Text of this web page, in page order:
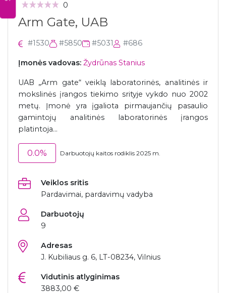
0
Arm Gate, UAB
#1530 #5850 #5031 #686
Įmonės vadovas: Žydrūnas Stanius
UAB „Arm gate“ veiklą laboratorinės, analitinės ir
mokslinės įrangos tiekimo srityje vykdo nuo 2002
metų. Įmonė yra įgaliota pirmaujančių pasaulio
gamintojų analitinės laboratorinės įrangos
platintoja...
0.0% Darbuotojų kaitos rodiklis 2025 m.
Veiklos sritis
Pardavimai, pardavimų vadyba
Darbuotojų
9
Adresas
J. Kubiliaus g. 6, LT-08234, Vilnius
Vidutinis atlyginimas
3883,00 €